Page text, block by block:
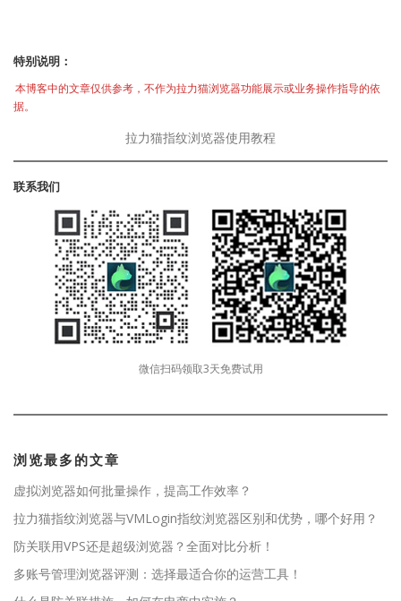
特别说明：
本博客中的文章仅供参考，不作为拉力猫浏览器功能展示或业务操作指导的依
据。
拉力猫指纹浏览器使用教程
联系我们
微信扫码领取3天免费试用
浏览最多的文章
虚拟浏览器如何批量操作，提高工作效率？
拉力猫指纹浏览器与VMLogin指纹浏览器区别和优势，哪个好用？
防关联用VPS还是超级浏览器？全面对比分析！
多账号管理浏览器评测：选择最适合你的运营工具！